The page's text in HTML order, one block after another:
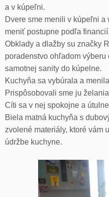
a v kúpeľni.
Dvere sme menili v kúpeľni a
meniť postupne podľa financií.
Obklady a dlažby su značky
poradenstvo ohľadom výberu
samotnej sanity do kúpelne.
Kuchyňa sa vybúrala a
Prispôsobovali sme ju
Cíti sa v nej spokojne a
Biela matná kuchyňa s
zvolené materiály, ktoré vám
údržbe kuchyne.